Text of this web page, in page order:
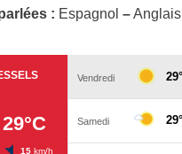
: Espagnol –Anglais